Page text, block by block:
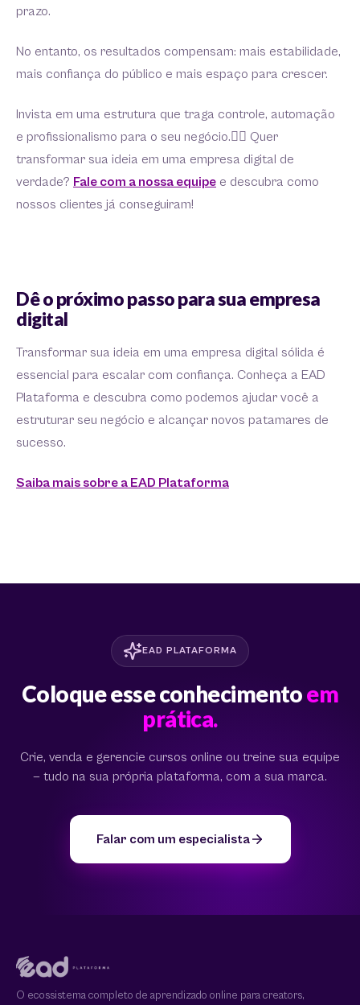
prazo.
No entanto, os resultados compensam: mais estabilidade,
mais confiança do público e mais espaço para crescer.
Invista em uma estrutura que traga controle, automação
e profissionalismo para o seu negócio.👉🏼 Quer
transformar sua ideia em uma empresa digital de
verdade? Fale com a nossa equipe e descubra como
nossos clientes já conseguiram!
Dê o próximo passo para sua empresa
digital
Transformar sua ideia em uma empresa digital sólida é
essencial para escalar com confiança. Conheça a EAD
Plataforma e descubra como podemos ajudar você a
estruturar seu negócio e alcançar novos patamares de
sucesso.
Saiba mais sobre a EAD Plataforma
EAD PLATAFORMA
Coloque esse conhecimentoem
prática.
Crie, venda e gerencie cursos online ou treine sua equipe
— tudo na sua própria plataforma, com a sua marca.
Falar com um especialista
O ecossistema completo de aprendizado online para creators,